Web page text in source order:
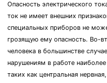
Опасность электрического
ток не имеет внешних
специальных приборов не
грозящую ему опасность. Во-
человека в большинстве
нарушениям в работе
таких как центральная